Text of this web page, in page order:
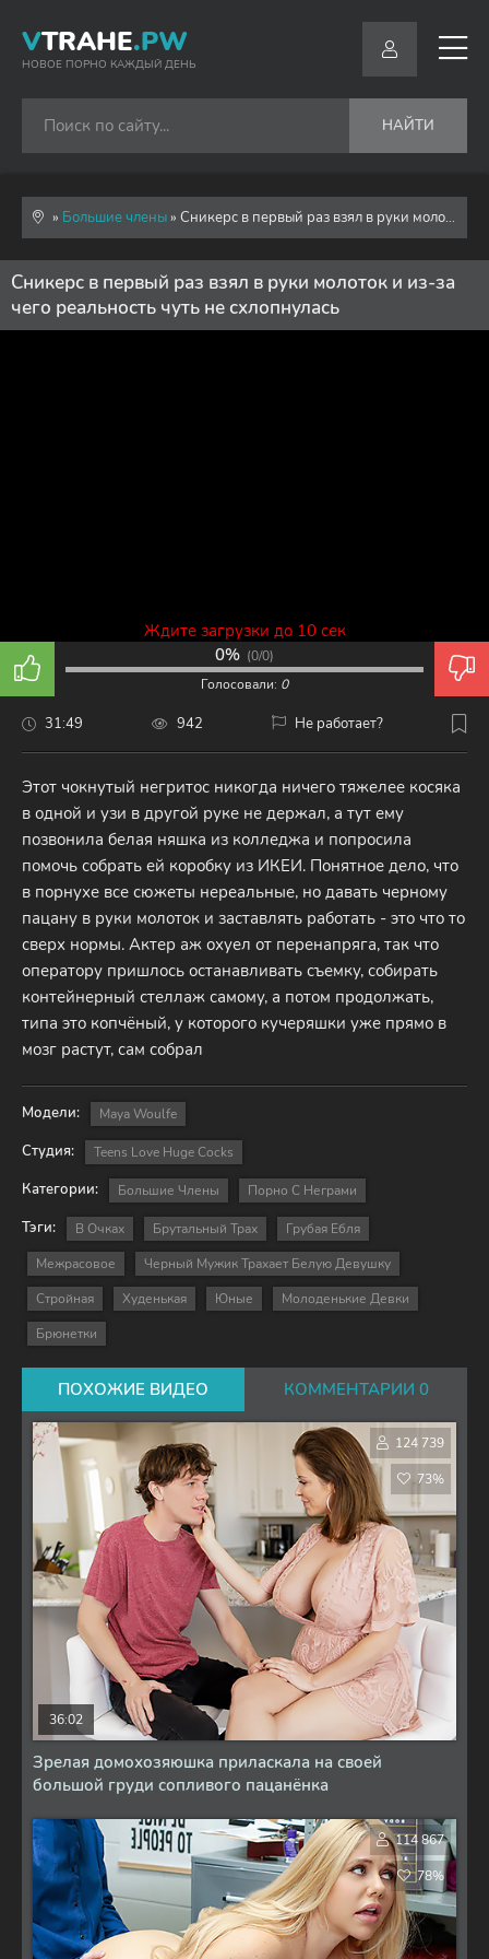
VTRAHE.PW
НОВОЕ ПОРНО КАЖДЫЙ ДЕНЬ
НАЙТИ
» Большие члены» Сникерс в первый раз взял в руки молоток и из-за чего реальность чуть не схлопнулась
Сникерс в первый раз взял в руки молоток и из-за
чего реальность чуть не схлопнулась
Этот чокнутый негритос никогда ничего тяжелее косяка
в одной и узи в другой руке не держал, а тут ему
позвонила белая няшка из колледжа и попросила
помочь собрать ей коробку из ИКЕИ. Понятное дело, что
в порнухе все сюжеты нереальные, но давать черному
пацану в руки молоток и заставлять работать - это что то
сверх нормы. Актер аж охуел от перенапряга, так что
оператору пришлось останавливать съемку, собирать
контейнерный стеллаж самому, а потом продолжать,
типа это копчёный, у которого кучеряшки уже прямо в
мозг растут, сам собрал
Ждите загрузки до 10 сек
Голосовали: 0
0% (0/0)
31:49 942 Не работает?
Модели: Maya Woulfe
Студия: Teens Love Huge Cocks
Категории: Большие Члены Порно С Неграми
Тэги: В Очках Брутальный Трах
Грубая Ебля
Межрасовое
Черный Мужик Трахает Белую Девушку
Стройная
Худенькая Юные
Молоденькие Девки
Брюнетки
ПОХОЖИЕ ВИДЕО КОММЕНТАРИИ 0
Зрелая домохозяюшка приласкала на своей
большой груди сопливого пацанёнка
36:02
124 739
73%
114 867
78%